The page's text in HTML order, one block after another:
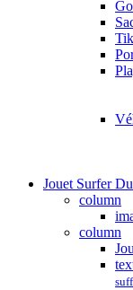
Jouet Surfer
column
column